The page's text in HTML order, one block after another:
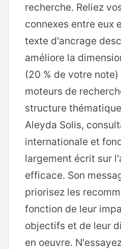
recherche. Reliez
connexes entre eux
texte d'ancrage
améliore la
(20 % de votre
moteurs de
structure
Aleyda Solis,
internationale et
largement écrit sur
efficace. Son
priorisez les
fonction de leur
objectifs et de leur
en oeuvre.